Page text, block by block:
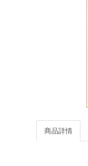
商品詳情